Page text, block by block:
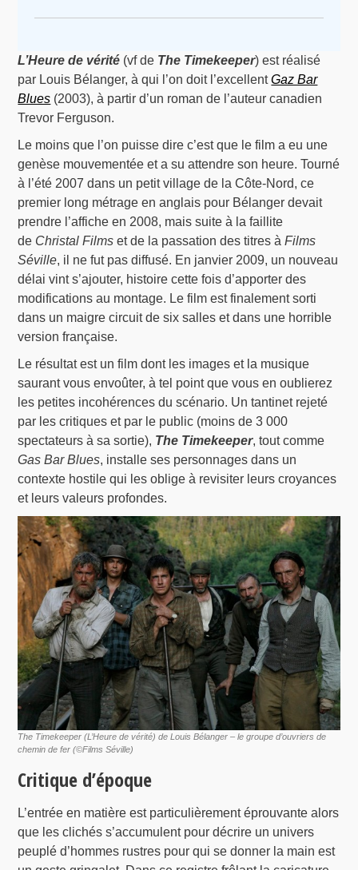
L’Heure de vérité (vf de The Timekeeper) est réalisé
par Louis Bélanger, à qui l’on doit l’excellentGaz Bar
Blues (2003), à partir d’un roman de l’auteur canadien
Trevor Ferguson.
Le moins que l’on puisse dire c’est que le film a eu une
genèse mouvementée et a su attendre son heure. Tourné
à l’été 2007 dans un petit village de la Côte-Nord, ce
premier long métrage en anglais pour Bélanger devait
prendre l’affiche en 2008, mais suite à la faillite
de Christal Films et de la passation des titres àFilms
Séville, il ne fut pas diffusé. En janvier 2009, un nouveau
délai vint s’ajouter, histoire cette fois d’apporter des
modifications au montage. Le film est finalement sorti
dans un maigre circuit de six salles et dans une horrible
version française.
Le résultat est un film dont les images et la musique
saurant vous envoûter, à tel point que vous en oublierez
les petites incohérences du scénario. Un tantinet rejeté
par les critiques et par le public (moins de 3 000
spectateurs à sa sortie), The Timekeeper, tout comme
Gas Bar Blues, installe ses personnages dans un
contexte hostile qui les oblige à revisiter leurs croyances
et leurs valeurs profondes.
The Timekeeper (L’Heure de vérité) de Louis Bélanger – le groupe d’ouvriers de
chemin de fer (©Films Séville)
Critique d’époque
L’entrée en matière est particulièrement éprouvante alors
que les clichés s’accumulent pour décrire un univers
peuplé d’hommes rustres pour qui se donner la main est